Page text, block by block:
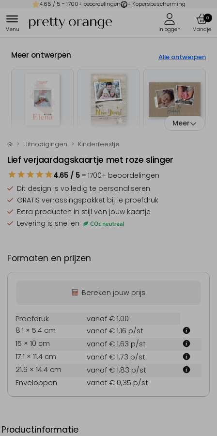
4.65 / 5 - 1700+ beoordelingen + Kopersbescherming
0
Meer ontwerpen Alle ontwerpen
Meer
Uitnodigingen Kinderfeestje
Lief verjaardagskaartje met roze slinger
4.65 / 5 - 1700+ beoordelingen
Dit design is volledig te personaliseren
GRATIS verrassingspakket bij 1e proefdruk
Extra producten in stijl van jouw kaartje
Levering is snel en
Formaten en prijzen
Bereken jouw prijs
Proefdruk
vanaf € 1,00
8.1 × 5.4 cm
vanaf € 1,16 p/st
15 × 10 cm
vanaf € 1,63 p/st
17.1 × 11.4 cm
vanaf € 1,73 p/st
21.6 × 14.4 cm
vanaf € 1,83 p/st
Enveloppen
vanaf € 0,35 p/st
Productinformatie